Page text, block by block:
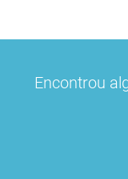
paracetamol
contraceção de
Encontrou